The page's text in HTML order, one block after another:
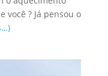
você ? Já pensou o